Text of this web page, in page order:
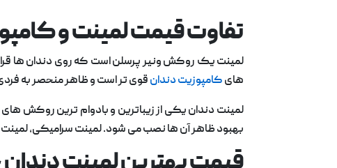
تفاوت قیمت لمینت و
لمینت یک روکش ونیر پرسلن است که روی دندان ها قرار
هایکامپوزیت دندانقوی تر است و ظاهر منحصر به
لمینت دندان یکی از زیباترین و بادوام ترین روکش
بهبود ظاهر آن ها نصب می شود. لمینت سرامیکی،